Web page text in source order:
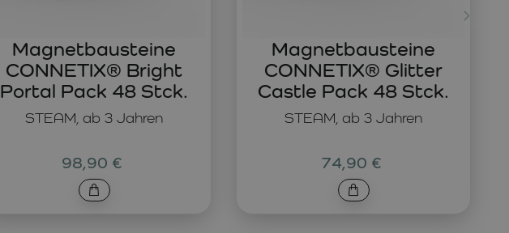
STEAM, ab 3 Jahren
Magnetbausteine
CONNETIX® Bright
Portal Pack 48 Stck.
98,90 €
STEAM, ab 3 Jahren
Magnetbausteine
CONNETIX® Glitter
Castle Pack 48 Stck.
74,90 €